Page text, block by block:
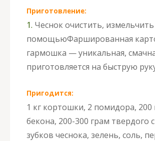
Приготовление:
1. Чеснок очистить, измельчить
помощьюФаршированная
гармошка — уникальная,
приготовляется на быструю
Пригодится:
1 кг кортошки, 2 помидора, 200
бекона, 200-300 грам твердого
зубков чеснока, зелень, соль,